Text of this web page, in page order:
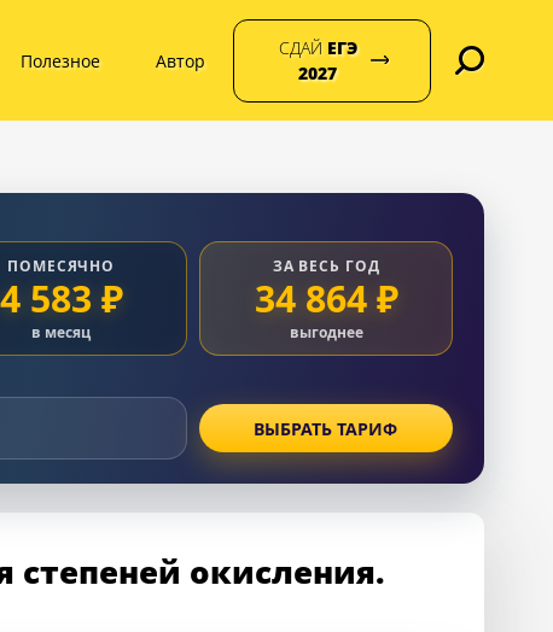
Полезное Автор
СДАЙ ЕГЭ
2027
ПОМЕСЯЧНО
4 583 ₽
в месяц
ЗА ВЕСЬ ГОД
34 864 ₽
выгоднее
ВЫБРАТЬ ТАРИФ
окисления.